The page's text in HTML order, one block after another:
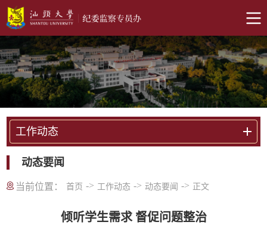
工作动态
动态要闻
当前位置： 首页 -> 工作动态 -> 动态要闻 -> 正文
倾听学生需求 督促问题整治